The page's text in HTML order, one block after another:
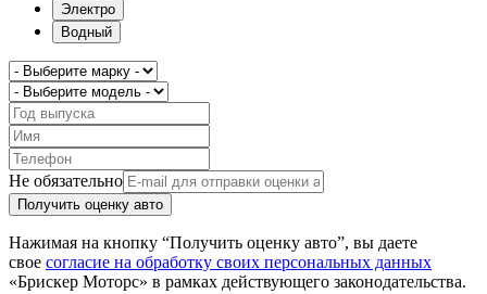
Электро
Водный
Не обязательно
Получить оценку авто
Нажимая на кнопку “Получить оценку авто”, вы даете
свое согласие на обработку своих персональных данных
«Брискер Моторс» в рамках действующего законодательства.